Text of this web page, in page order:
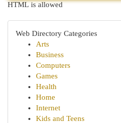
HTML is allowed
Web Directory Categories
Arts
Business
Computers
Games
Health
Home
Internet
Kids and Teens